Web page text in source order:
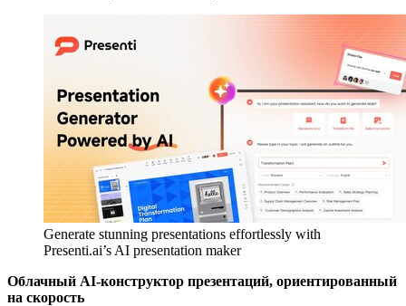
Generate stunning presentations effortlessly with
Presenti.ai’s AI presentation maker
Облачный AI-конструктор презентаций, ориентированный
на скорость